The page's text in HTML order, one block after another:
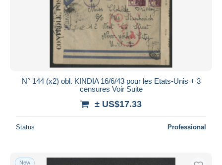
Submit
N° 144 (x2) obl. KINDIA 16/6/43 pour les Etats-Unis + 3
censures Voir Suite
± US$17.33
Status Professional
New